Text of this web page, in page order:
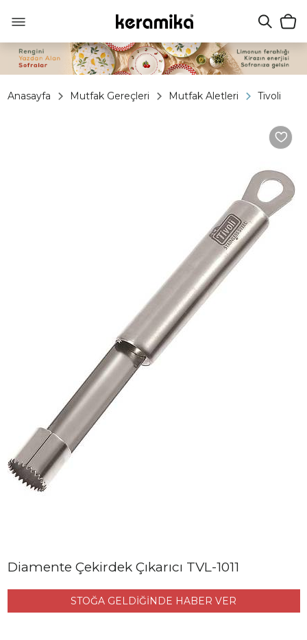
Anasayfa Mutfak Gereçleri Mutfak Aletleri Tivoli
Diamente Çekirdek Çıkarıcı TVL-1011
STOĞA GELDİĞİNDE HABER VER